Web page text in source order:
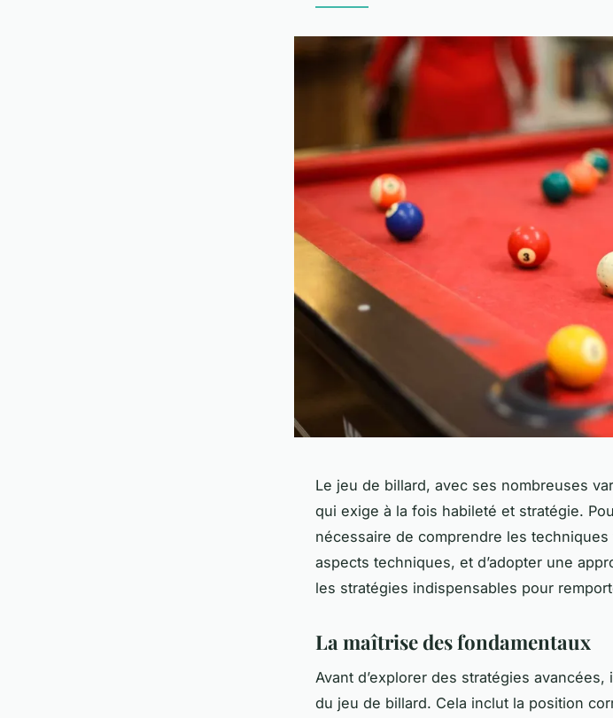
Le jeu de billard, avec ses nombreuses
qui exige à la fois habileté et stratégie.
nécessaire de comprendre les
aspects techniques, et d’adopter une
les stratégies indispensables pour
La maîtrise des fondamentaux
Avant d’explorer des stratégies
du jeu de billard. Cela inclut la position